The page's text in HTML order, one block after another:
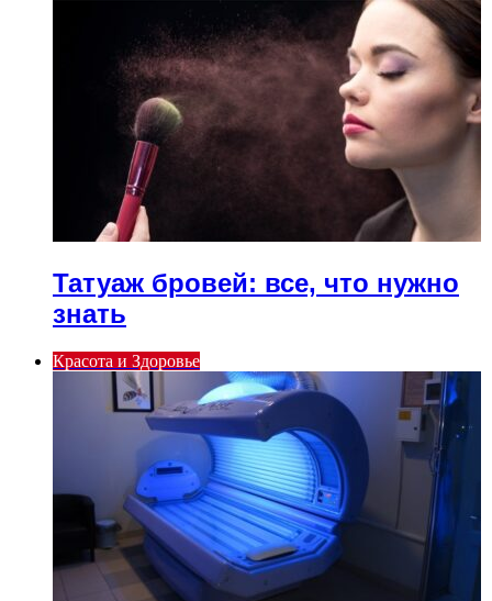
Татуаж бровей: все, что нужно
знать
Красота и Здоровье